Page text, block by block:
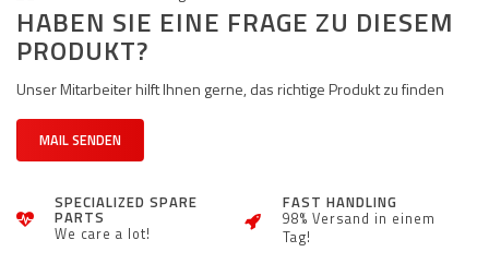
HABEN SIE EINE FRAGE ZU DIESEM
PRODUKT?
Unser Mitarbeiter hilft Ihnen gerne, das richtige Produkt zu finden
MAIL SENDEN
SPECIALIZED SPARE
PARTS
We care a lot!
FAST HANDLING
98% Versand in einem
Tag!